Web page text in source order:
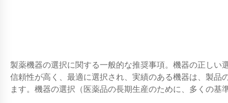
製薬機器の選択に関する一般的な推奨事項。機器の正し
信頼性が高く、最適に選択され、実績のある機器は、製
ます。機器の選択（医薬品の長期生産のために、多くの基